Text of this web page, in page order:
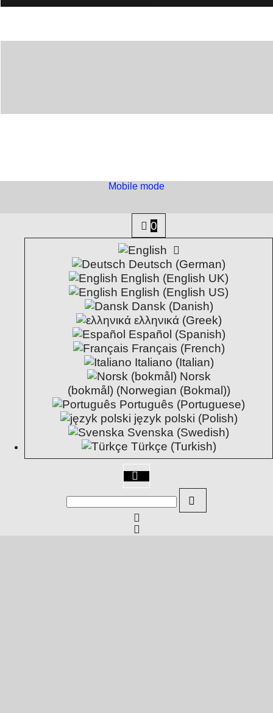
500 Meter Pyrokabel zum verlängern
Pyrokabel zum verlängern der Kabellängen bei Elektrozündern
E-Zünder 2m Kabel
50er Schachtel Brückenanzünder ( A-Zünder )
Mobile mode
0
Deutsch (German)
English (English UK)
English (English US)
Dansk (Danish)
ελληνικά (Greek)
Español (Spanish)
Français (French)
Italiano (Italian)
Norsk
(bokmål) (Norwegian (Bokmal))
Português (Portuguese)
język polski (Polish)
Svenska (Swedish)
Türkçe (Turkish)